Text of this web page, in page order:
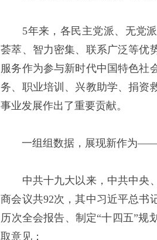
5年来，各民主党派、无党派
荟萃、智力密集、联系广泛等优
服务作为参与新时代中国特色社
务、职业培训、兴教助学、捐资
事业发展作出了重要贡献。
一组组数据，展现新作为
中共十九大以来，中共中央、
商会议共92次，其中习近平总书
历次全会报告、制定“十四五”规
取意见；